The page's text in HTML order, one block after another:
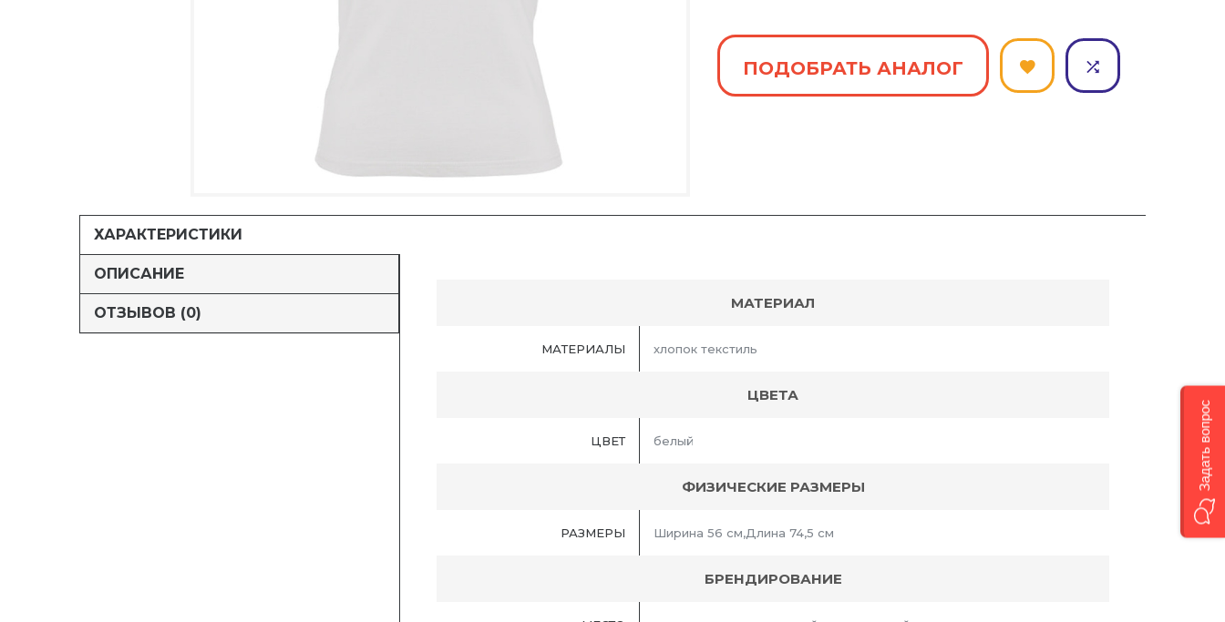
ПОДОБРАТЬ АНАЛОГ
ХАРАКТЕРИСТИКИ
ОПИСАНИЕ
ОТЗЫВОВ (0)
МАТЕРИАЛ
МАТЕРИАЛЫ хлопок текстиль
ЦВЕТА
ЦВЕТ белый
ФИЗИЧЕСКИЕ РАЗМЕРЫ
РАЗМЕРЫ Ширина 56 см,Длина 74,5 см
БРЕНДИРОВАНИЕ
Задать вопрос